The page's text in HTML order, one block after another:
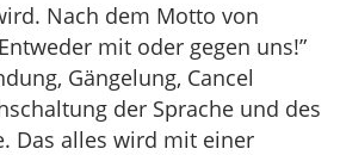
Nach dem Motto von
mit oder gegen uns!”
Gängelung, Cancel
der Sprache und des
Das alles wird mit einer